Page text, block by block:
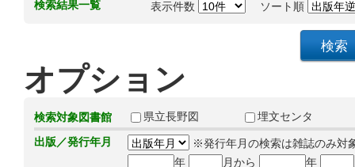
検索結果一覧 表示件数 ソート順
オプション
検索対象図書館 県立長野図
埋文センタ
出版／発行年月
※発行年月の検索は雑誌のみ対
年
月から 年